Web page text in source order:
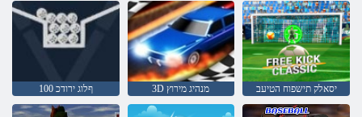
ףלוג ירודכ 100 3D מנהיג מירוץ יסאלק תישפוח הטיעב